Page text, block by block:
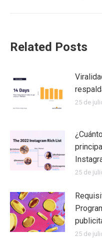
Related Posts
25 de
25 de
25 de